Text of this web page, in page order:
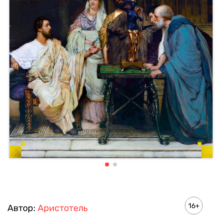
Автор: Аристотель
16+